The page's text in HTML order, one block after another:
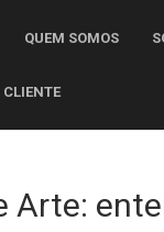
QUEM SOMOS
Arte: